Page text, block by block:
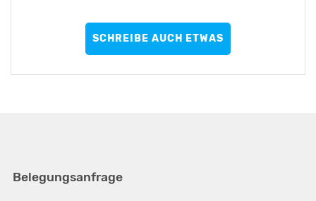
SCHREIBE AUCH ETWAS
Belegungsanfrage